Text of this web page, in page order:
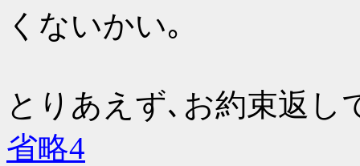
くないかい｡
とりあえず､お約束返し
省略4